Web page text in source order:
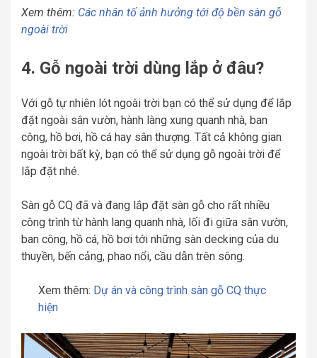
Xem thêm: Các nhân tố ảnh hưởng tới độ bền sàn gỗ
ngoài trời
4. Gỗ ngoài trời dùng lắp ở đâu?
Với gỗ tự nhiên lót ngoài trời bạn có thể sử dụng để lắp
đặt ngoài sân vườn, hành làng xung quanh nhà, ban
công, hồ bơi, hồ cá hay sân thượng. Tất cả không gian
ngoài trời bất kỳ, bạn có thể sử dụng gỗ ngoài trời để
lắp đặt nhé.
Sàn gỗ CQ đã và đang lắp đặt sàn gỗ cho rất nhiều
công trình từ hành lang quanh nhà, lối đi giữa sân vườn,
ban công, hồ cá, hồ bơi tới những sàn decking của du
thuyền, bến cảng, phao nổi, cầu dẫn trên sông.
Xem thêm: Dự án và công trình sàn gỗ CQ thực
hiện